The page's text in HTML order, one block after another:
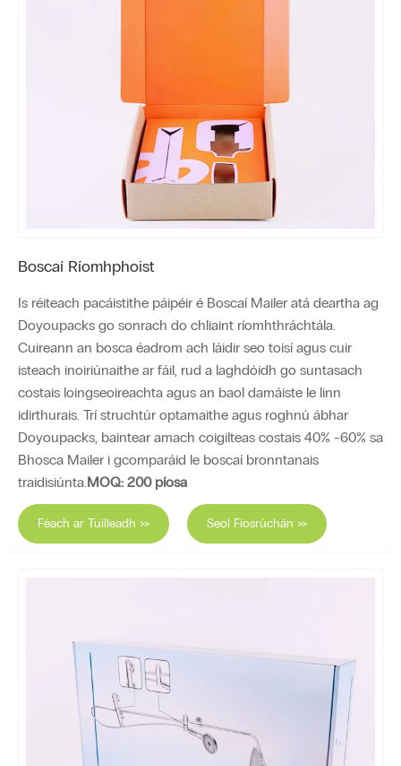
Boscaí Ríomhphoist
Is réiteach pacáistithe páipéir é Boscaí Mailer atá deartha ag
Doyoupacks go sonrach do chliaint ríomhthráchtála.
Cuireann an bosca éadrom ach láidir seo toisí agus cuir
isteach inoiriúnaithe ar fáil, rud a laghdóidh go suntasach
costais loingseoireachta agus an baol damáiste le linn
idirthurais. Trí struchtúr optamaithe agus roghnú ábhar
Doyoupacks, baintear amach coigilteas costais 40% -60% sa
Bhosca Mailer i gcomparáid le boscaí bronntanais
traidisiúnta.MOQ: 200 píosa
Féach ar Tuilleadh >> Seol Fiosrúchán >>